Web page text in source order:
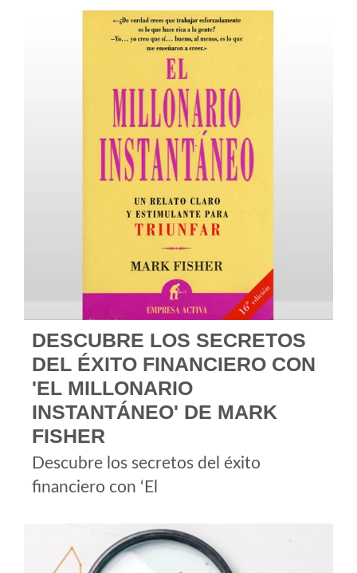
DESCUBRE LOS SECRETOS
DEL ÉXITO FINANCIERO CON
'EL MILLONARIO
INSTANTÁNEO' DE MARK
FISHER
Descubre los secretos del éxito
financiero con ‘El